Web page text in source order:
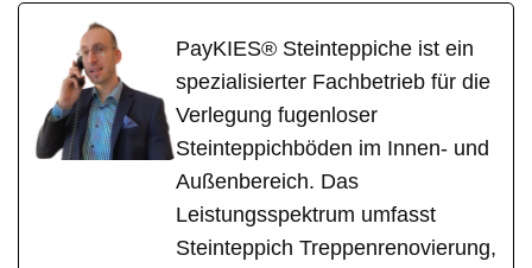
PayKIES® Steinteppiche ist ein
spezialisierter Fachbetrieb für die
Verlegung fugenloser
Steinteppichböden im Innen- und
Außenbereich. Das
Leistungsspektrum umfasst
Steinteppich Treppenrenovierung,